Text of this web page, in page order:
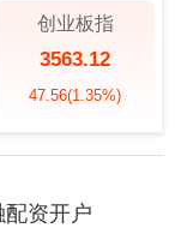
创业板指
3563.12
47.56(1.35%)
资开户